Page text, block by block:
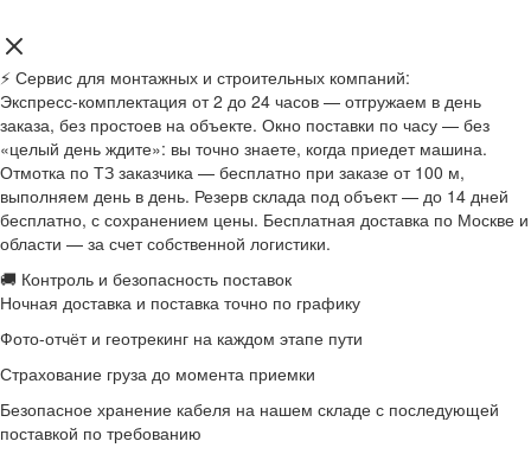
⚡ Сервис для монтажных и строительных компаний:
Экспресс-комплектация от 2 до 24 часов — отгружаем в день
заказа, без простоев на объекте. Окно поставки по часу — без
«целый день ждите»: вы точно знаете, когда приедет машина.
Отмотка по ТЗ заказчика — бесплатно при заказе от 100 м,
выполняем день в день. Резерв склада под объект — до 14 дней
бесплатно, с сохранением цены. Бесплатная доставка по Москве и
области — за счет собственной логистики.
🚚 Контроль и безопасность поставок
Ночная доставка и поставка точно по графику
Фото-отчёт и геотрекинг на каждом этапе пути
Страхование груза до момента приемки
Безопасное хранение кабеля на нашем складе с последующей
поставкой по требованию